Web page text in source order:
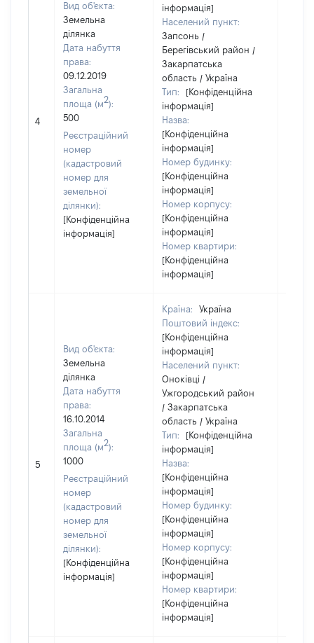
4
Вид об'єкта:
Земельна
ділянка
Дата набуття
права:
09.12.2019
Загальна
площа (м2):
500
Реєстраційний
номер
(кадастровий
номер для
земельної
ділянки):
[Конфіденційна
інформація]
інформація]
Населений пункт:
Запсонь /
Берегівський район /
Закарпатська
область / Україна
Тип:
[Конфіденційна
інформація]
Назва:
[Конфіденційна
інформація]
Номер будинку:
[Конфіденційна
інформація]
Номер корпусу:
[Конфіденційна
інформація]
Номер квартири:
[Конфіденційна
інформація]
5
Вид об'єкта:
Земельна
ділянка
Дата набуття
права:
16.10.2014
Загальна
площа (м2):
1000
Реєстраційний
номер
(кадастровий
номер для
земельної
ділянки):
[Конфіденційна
інформація]
Країна:
Україна
Поштовий індекс:
[Конфіденційна
інформація]
Населений пункт:
Оноківці /
Ужгородський район
/ Закарпатська
область / Україна
Тип:
[Конфіденційна
інформація]
Назва:
[Конфіденційна
інформація]
Номер будинку:
[Конфіденційна
інформація]
Номер корпусу:
[Конфіденційна
інформація]
Номер квартири:
[Конфіденційна
інформація]